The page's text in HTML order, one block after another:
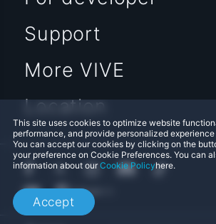
This site uses cookies to optimize website
performance, and provide personalized
You can accept our cookies by clicking on the
your preference on Cookie Preferences. You can
information about ourCookie Policyhere.
Accept
Support
More VIVE
Location